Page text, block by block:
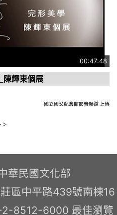
00:47:48
陳輝東個展
國立國父紀念館影音頻道 上傳
華民國文化部
區中平路439號南棟16
8512-6000 最佳瀏覽